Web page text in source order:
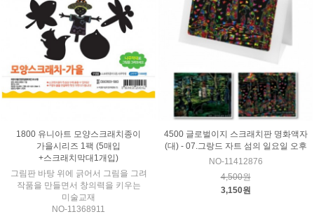
1800 유니아트 모양스크래치종이
가을시리즈 1팩 (5매입
+스크래치막대1개입)
그림판 바탕 위에 긁어서 그림을 그려
작품을 만들면서 창의력을 키우는
미술교재
NO-11368911
4500 글로벌이지 스크래치판 명화액자
(대) - 07.그랑드 자트 섬의 일요일 오후
NO-11412876
4,500원
3,150원